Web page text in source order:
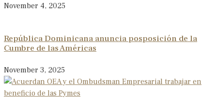
November 4, 2025
República Dominicana anuncia posposición de la
Cumbre de las Américas
November 3, 2025